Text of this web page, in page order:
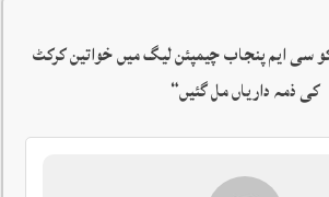
کو سی ایم پنجاب چیمپئن لیگ میں خواتین کرکٹ
کی ذمہ داریاں مل گئیں“